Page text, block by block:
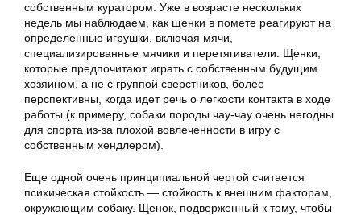
собственным куратором. Уже в возрасте нескольких
недель мы наблюдаем, как щенки в помете реагируют на
определенные игрушки, включая мячи,
специализированные мячики и перетягиватели. Щенки,
которые предпочитают играть с собственным будущим
хозяином, а не с группой сверстников, более
перспективны, когда идет речь о легкости контакта в ходе
работы (к примеру, собаки породы чау-чау очень негодны
для спорта из-за плохой вовлеченности в игру с
собственным хендлером).
Еще одной очень принципиальной чертой считается
психическая стойкость — стойкость к внешним факторам,
окружающим собаку. Щенок, подверженный к тому, чтобы